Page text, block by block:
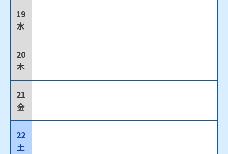
19
水
20
木
21
金
22
土